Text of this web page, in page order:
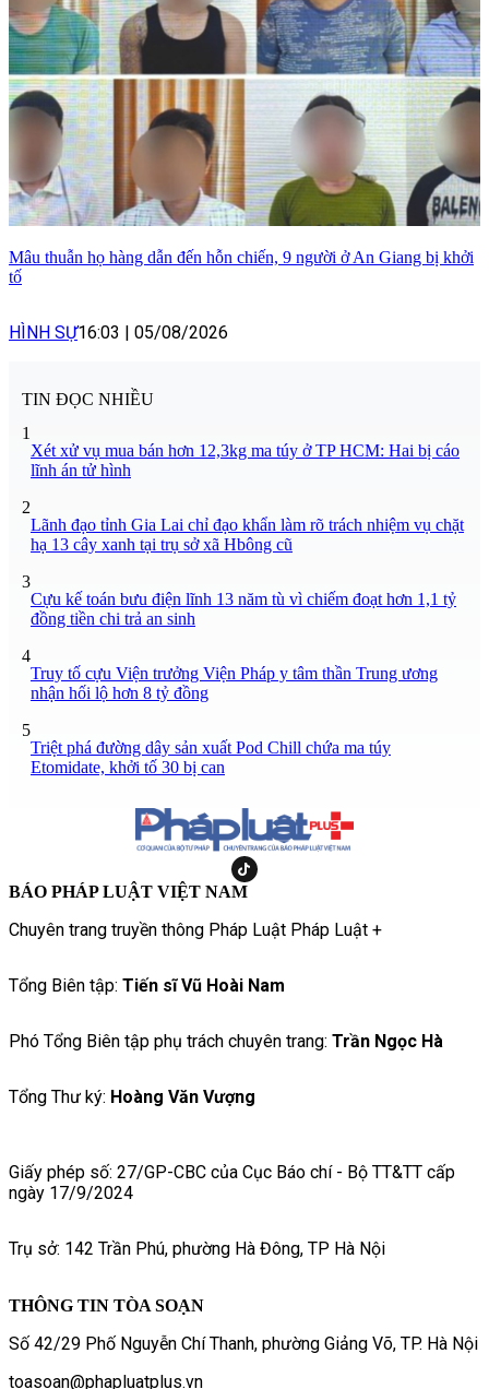
Mâu thuẫn họ hàng dẫn đến hỗn chiến, 9 người ở An Giang bị khởi
tố
HÌNH SỰ16:03 05/08/2026
TIN ĐỌC NHIỀU
1
Xét xử vụ mua bán hơn 12,3kg ma túy ở TP HCM: Hai bị cáo
lĩnh án tử hình
2
Lãnh đạo tỉnh Gia Lai chỉ đạo khẩn làm rõ trách nhiệm vụ chặt
hạ 13 cây xanh tại trụ sở xã Hbông cũ
3
Cựu kế toán bưu điện lĩnh 13 năm tù vì chiếm đoạt hơn 1,1 tỷ
đồng tiền chi trả an sinh
4
Truy tố cựu Viện trưởng Viện Pháp y tâm thần Trung ương
nhận hối lộ hơn 8 tỷ đồng
5
Triệt phá đường dây sản xuất Pod Chill chứa ma túy
Etomidate, khởi tố 30 bị can
BÁO PHÁP LUẬT VIỆT NAM
Chuyên trang truyền thông Pháp Luật Pháp Luật +
Tổng Biên tập: Tiến sĩ Vũ Hoài Nam
Phó Tổng Biên tập phụ trách chuyên trang: Trần Ngọc Hà
Tổng Thư ký: Hoàng Văn Vượng
Giấy phép số: 27/GP-CBC của Cục Báo chí - Bộ TT&TT cấp
ngày 17/9/2024
Trụ sở: 142 Trần Phú, phường Hà Đông, TP Hà Nội
THÔNG TIN TÒA SOẠN
Số 42/29 Phố Nguyễn Chí Thanh, phường Giảng Võ, TP. Hà Nội
toasoan@phapluatplus.vn